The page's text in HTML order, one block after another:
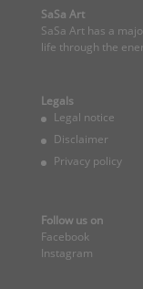
SaSa Art
SaSa Art has a
life through the
Legals
Legal notice
Disclaimer
Privacy policy
Follow us on
Facebook
Instagram